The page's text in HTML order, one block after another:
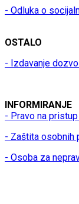
- Odluka o
OSTALO
- Izdavanje
INFORMIRANJE
- Pravo na
- Zaštita osobnih
- Osoba za